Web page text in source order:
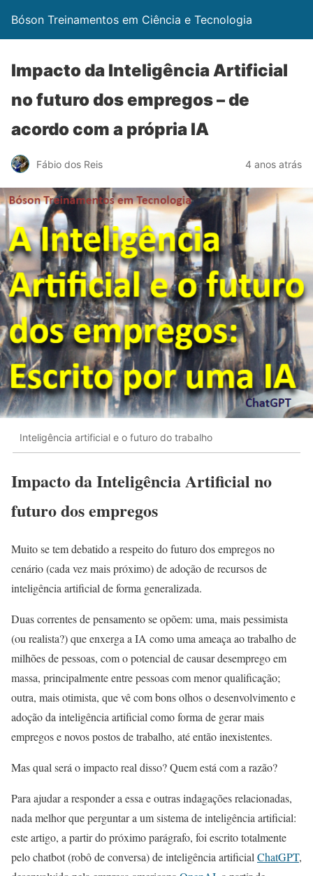
Bóson Treinamentos em Ciência e Tecnologia
Impacto da Inteligência Artificial
no futuro dos empregos – de
acordo com a própria IA
Fábio dos Reis 4 anos atrás
Inteligência artificial e o futuro do trabalho
Impacto da Inteligência Artificial no
futuro dos empregos
Muito se tem debatido a respeito do futuro dos empregos no
cenário (cada vez mais próximo) de adoção de recursos de
inteligência artificial de forma generalizada.
Duas correntes de pensamento se opõem: uma, mais pessimista
(ou realista?) que enxerga a IA como uma ameaça ao trabalho de
milhões de pessoas, com o potencial de causar desemprego em
massa, principalmente entre pessoas com menor qualificação;
outra, mais otimista, que vê com bons olhos o desenvolvimento e
adoção da inteligência artificial como forma de gerar mais
empregos e novos postos de trabalho, até então inexistentes.
Mas qual será o impacto real disso? Quem está com a razão?
Para ajudar a responder a essa e outras indagações relacionadas,
nada melhor que perguntar a um sistema de inteligência artificial:
este artigo, a partir do próximo parágrafo, foi escrito totalmente
pelo chatbot (robô de conversa) de inteligência artificialChatGPT,